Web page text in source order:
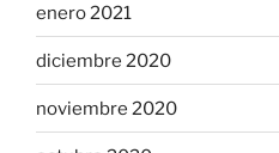
enero 2021
diciembre 2020
noviembre 2020